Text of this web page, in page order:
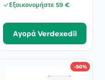
Εξοικονομήστε 59 €
Αγορά Verdexedil
-50%